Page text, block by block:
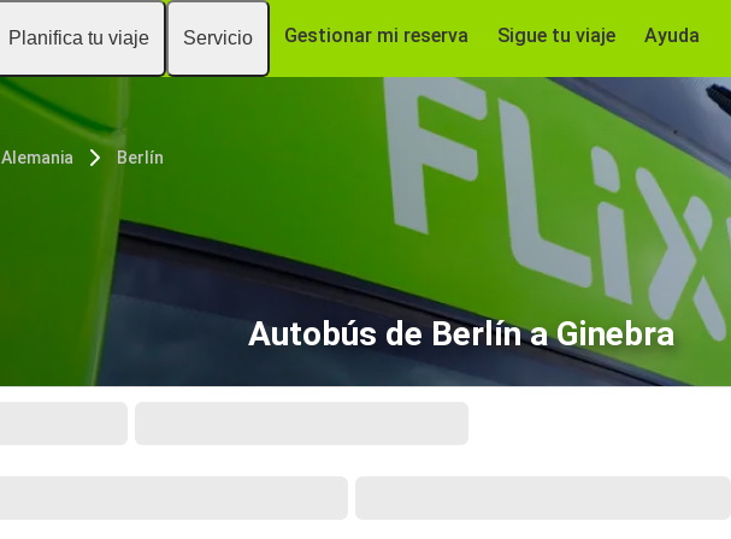
Planifica tu viaje Servicio Gestionar mi reserva Sigue tu viaje Ayuda
Alemania Berlín
Autobús de Berlín a Ginebra